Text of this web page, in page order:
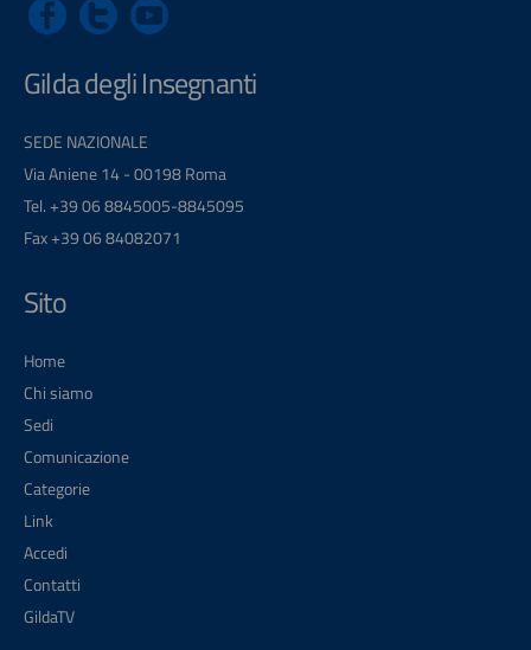
Gilda degli Insegnanti
SEDE NAZIONALE
Via Aniene 14 - 00198 Roma
Tel. +39 06 8845005-8845095
Fax +39 06 84082071
Sito
Home
Chi siamo
Sedi
Comunicazione
Categorie
Link
Accedi
Contatti
GildaTV